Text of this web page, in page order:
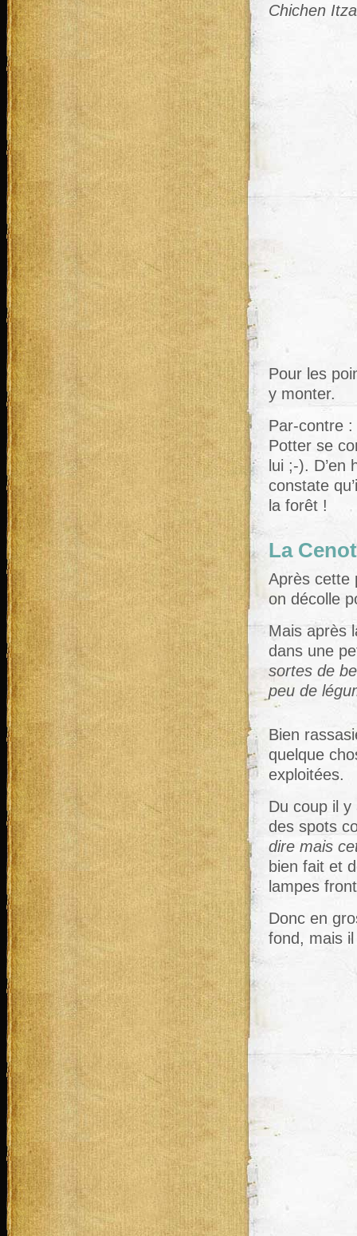
Chichen Itza
Pour les
y monter.
Par-contre
Potter se
lui ;-).
constate
la forêt !
La
Après cette
on décolle
Mais après
dans une
sortes de
peu de
Bien
quelque
exploitées.
Du coup il y
des spots
dire mais
bien fait et
lampes
Donc en
fond, mais